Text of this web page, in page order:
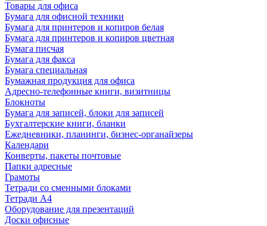
Товары для офиса
Бумага для офисной техники
Бумага для принтеров и копиров белая
Бумага для принтеров и копиров цветная
Бумага писчая
Бумага для факса
Бумага специальная
Бумажная продукция для офиса
Адресно-телефонные книги, визитницы
Блокноты
Бумага для записей, блоки для записей
Бухгалтерские книги, бланки
Ежедневники, планинги, бизнес-органайзеры
Календари
Конверты, пакеты почтовые
Папки адресные
Грамоты
Тетради со сменными блоками
Тетради А4
Оборудование для презентаций
Доски офисные